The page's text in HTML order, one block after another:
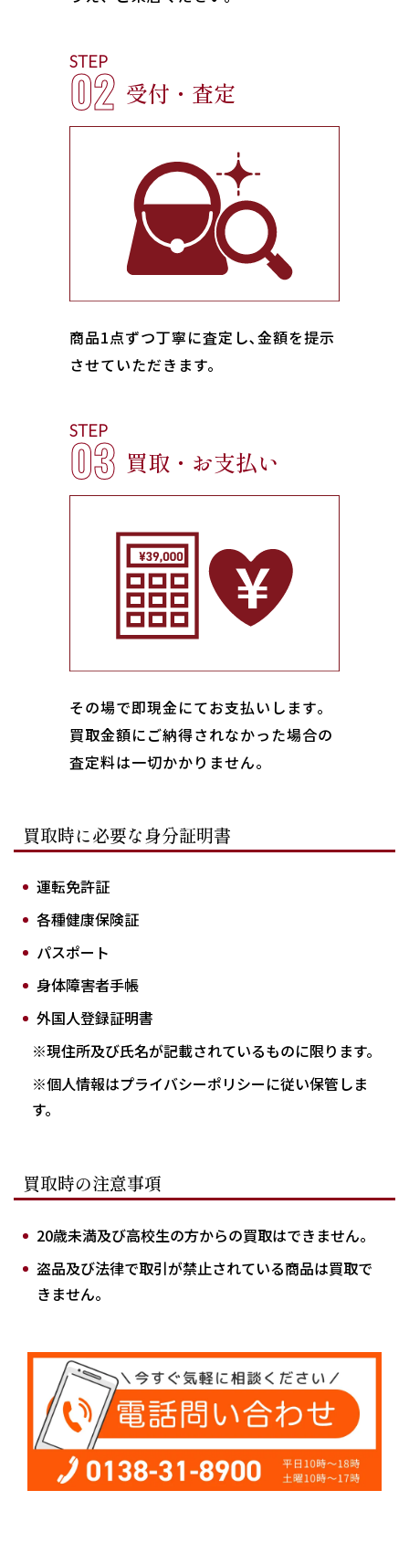
STEP
02 受付・査定
商品1点ずつ丁寧に査定し､金額を提示
させていただきます。
STEP
03 買取・お支払い
その場で即現金にてお支払いします｡
買取金額にご納得されなかった場合の
査定料は一切かかりません。
買取時に必要な身分証明書
運転免許証
各種健康保険証
パスポート
身体障害者手帳
外国人登録証明書
※現住所及び氏名が記載されているものに限ります。
※個人情報はプライバシーポリシーに従い保管しま
す。
買取時の注意事項
20歳未満及び高校生の方からの買取はできません。
盗品及び法律で取引が禁止されている商品は買取で
きません。